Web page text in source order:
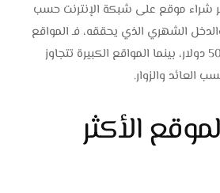
موقع على شبكة الإنترنت حسب
الشهري الذي يحققه، فـ المواقع
البسيطة قد تكلف 200-500 دولار، بينما المواقع الكبيرة تتجاوز
العائد والزوار.
الأكثر